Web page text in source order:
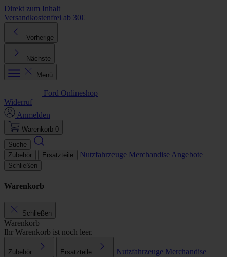
Direkt zum Inhalt
Versandkostenfrei ab 30€
Vorherige
Nächste
Menü
Ford Onlineshop
Widerruf
Anmelden
Warenkorb 0
Suche
Zubehör
Ersatzteile Nutzfahrzeuge Merchandise Angebote
Schließen
Warenkorb
Schließen
Warenkorb
Ihr Warenkorb ist noch leer.
Zubehör Ersatzteile Nutzfahrzeuge Merchandise